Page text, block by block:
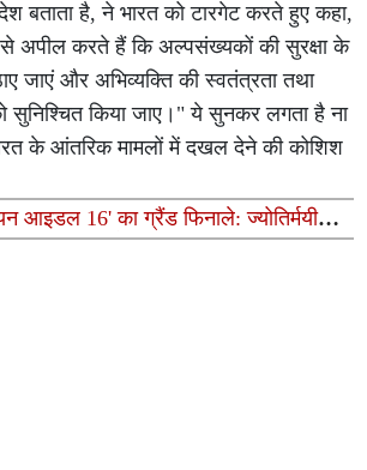
बताता है, ने भारत को टारगेट करते हुए कहा,
अपील करते हैं कि अल्पसंख्यकों की सुरक्षा के
जाएं और अभिव्यक्ति की स्वतंत्रता तथा
सुनिश्चित किया जाए।" ये सुनकर लगता है ना
के आंतरिक मामलों में दखल देने की कोशिश
आइडल 16' का ग्रैंड फिनाले: ज्योतिर्मयी
20 लाख रुपये का मिला नकद इनाम